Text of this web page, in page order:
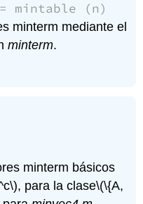
mintable (n)
minterm mediante el
minterm.
minterm básicos
, para la clase\(\{A,